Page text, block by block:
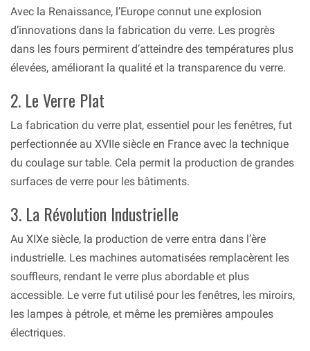
Avec la Renaissance, l’Europe connut une explosion
d’innovations dans la fabrication du verre. Les progrès
dans les fours permirent d’atteindre des températures plus
élevées, améliorant la qualité et la transparence du verre.
2. Le Verre Plat
La fabrication du verre plat, essentiel pour les fenêtres, fut
perfectionnée au XVIIe siècle en France avec la technique
du coulage sur table. Cela permit la production de grandes
surfaces de verre pour les bâtiments.
3. La Révolution Industrielle
Au XIXe siècle, la production de verre entra dans l’ère
industrielle. Les machines automatisées remplacèrent les
souffleurs, rendant le verre plus abordable et plus
accessible. Le verre fut utilisé pour les fenêtres, les miroirs,
les lampes à pétrole, et même les premières ampoules
électriques.